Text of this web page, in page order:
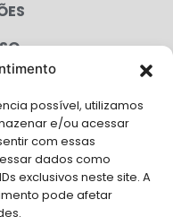
possível, utilizamos
e/ou acessar
com essas
dados como
exclusivos neste site. A
pode afetar